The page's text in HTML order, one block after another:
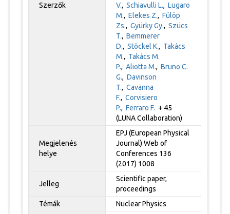
Szerzők
V.,Schiavulli L.,Lugaro
M.,Elekes Z.,Fülöp
Zs.,Gyürky Gy.,Szücs
T.,Bemmerer
D.,Stöckel K., Takács
M., Takács M.
P.,Aliotta M.,Bruno C.
G.,Davinson
T.,Cavanna
F.,Corvisiero
P.,Ferraro F. + 45
(LUNA Collaboration)
Megjelenés
helye
EPJ (European Physical
Journal) Web of
Conferences 136
(2017) 1008
Jelleg
Scientific paper,
proceedings
Témák
Nuclear Physics